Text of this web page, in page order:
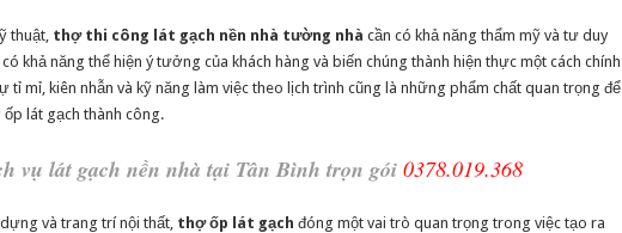
thuật, thợ thi công lát gạch nền nhà tường nhà cần có khả năng thẩm mỹ và tư duy
khả năng thể hiện ý tưởng của khách hàng và biến chúng thành hiện thực một cách chính
tỉ mỉ, kiên nhẫn và kỹ năng làm việc theo lịch trình cũng là những phẩm chất quan trọng để
lát gạch thành công.
vụ lát gạch nền nhà tại Tân Bình trọn gói 0378.019.368
và trang trí nội thất, thợ ốp lát gạch đóng một vai trò quan trọng trong việc tạo ra